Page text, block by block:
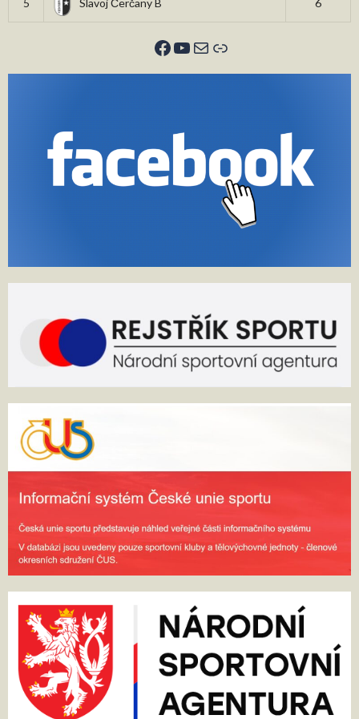
5 Slavoj Čerčany B 6
Facebook
YouTube
E-mailOdkaz